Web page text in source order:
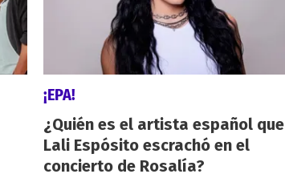
¡EPA!
¿Quién es el artista español que
Lali Espósito escrachó en el
concierto de Rosalía?